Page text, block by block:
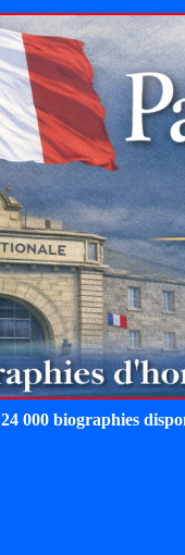
000 biographies